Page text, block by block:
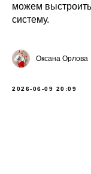
можем
систему.
Оксана Орлова
2026-06-09 20:09